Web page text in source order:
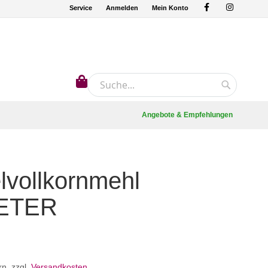
Service Anmelden Mein Konto
Suche
Mein Warenkorb
Angebote & Empfehlungen